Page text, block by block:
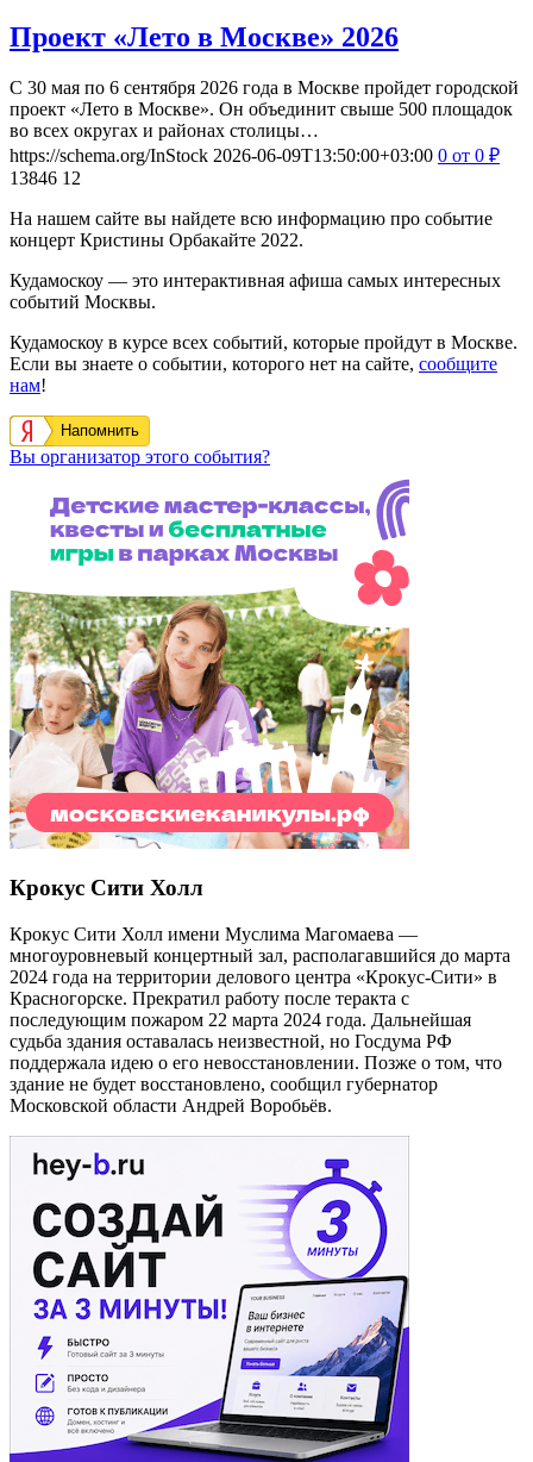
Проект «Лето в Москве» 2026
С 30 мая по 6 сентября 2026 года в Москве пройдет городской
проект «Лето в Москве». Он объединит свыше 500 площадок
во всех округах и районах столицы…
https://schema.org/InStock 2026-06-09T13:50:00+03:00 0 от 0 ₽
13846 12
На нашем сайте вы найдете всю информацию про событие
концерт Кристины Орбакайте 2022.
Кудамоскоу — это интерактивная афиша самых интересных
событий Москвы.
Кудамоскоу в курсе всех событий, которые пройдут в Москве.
Если вы знаете о событии, которого нет на сайте, сообщите
нам!
Напомнить
Вы организатор этого события?
Крокус Сити Холл
Крокус Сити Холл имени Муслима Магомаева —
многоуровневый концертный зал, располагавшийся до марта
2024 года на территории делового центра «Крокус-Сити» в
Красногорске. Прекратил работу после теракта с
последующим пожаром 22 марта 2024 года. Дальнейшая
судьба здания оставалась неизвестной, но Госдума РФ
поддержала идею о его невосстановлении. Позже о том, что
здание не будет восстановлено, сообщил губернатор
Московской области Андрей Воробьёв.